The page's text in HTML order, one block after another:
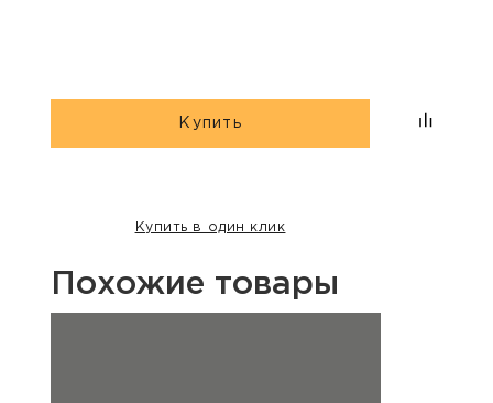
Купить
Купить в один клик
Похожие товары